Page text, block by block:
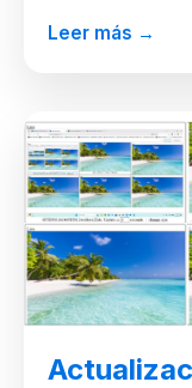
Leer más →